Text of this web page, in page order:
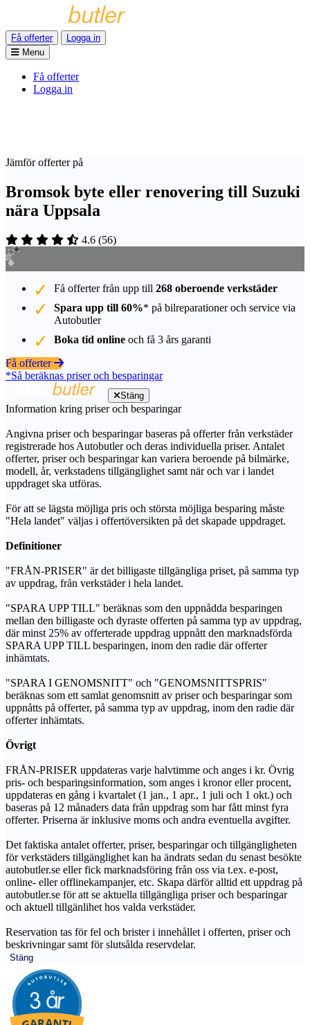
Få offerter
Logga in
Menu
Få offerter
Logga in
Jämför offerter på
Bromsok byte eller renovering till Suzuki
nära Uppsala
4.6 (56)
Få offerter från upp till 268 oberoende verkstäder
Spara upp till 60%* på bilreparationer och service via
Autobutler
Boka tid online och få 3 års garanti
Få offerter
*Så beräknas priser och besparingar
Stäng
Information kring priser och besparingar
Angivna priser och besparingar baseras på offerter från verkstäder
registrerade hos Autobutler och deras individuella priser. Antalet
offerter, priser och besparingar kan variera beroende på bilmärke,
modell, år, verkstadens tillgänglighet samt när och var i landet
uppdraget ska utföras.
För att se lägsta möjliga pris och största möjliga besparing måste
"Hela landet" väljas i offertöversikten på det skapade uppdraget.
Definitioner
"FRÅN-PRISER" är det billigaste tillgängliga priset, på samma typ
av uppdrag, från verkstäder i hela landet.
"SPARA UPP TILL" beräknas som den uppnådda besparingen
mellan den billigaste och dyraste offerten på samma typ av uppdrag,
där minst 25% av offerterade uppdrag uppnått den marknadsförda
SPARA UPP TILL besparingen, inom den radie där offerter
inhämtats.
"SPARA I GENOMSNITT" och "GENOMSNITTSPRIS"
beräknas som ett samlat genomsnitt av priser och besparingar som
uppnåtts på offerter, på samma typ av uppdrag, inom den radie där
offerter inhämtats.
Övrigt
FRÅN-PRISER uppdateras varje halvtimme och anges i kr. Övrig
pris- och besparingsinformation, som anges i kronor eller procent,
uppdateras en gång i kvartalet (1 jan., 1 apr., 1 juli och 1 okt.) och
baseras på 12 månaders data från uppdrag som har fått minst fyra
offerter. Priserna är inklusive moms och andra eventuella avgifter.
Det faktiska antalet offerter, priser, besparingar och tillgängligheten
för verkstäders tillgänglighet kan ha ändrats sedan du senast besökte
autobutler.se eller fick marknadsföring från oss via t.ex. e-post,
online- eller offlinekampanjer, etc. Skapa därför alltid ett uppdrag på
autobutler.se för att se aktuella tillgängliga priser och besparingar
och aktuell tillgänlihet hos valda verkstäder.
Reservation tas för fel och brister i innehållet i offerten, priser och
beskrivningar samt för slutsålda reservdelar.
Stäng